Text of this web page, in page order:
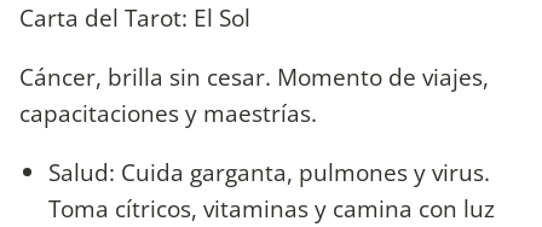
Carta del Tarot: El Sol
Cáncer, brilla sin cesar. Momento de viajes,
capacitaciones y maestrías.
Salud: Cuida garganta, pulmones y virus.
Toma cítricos, vitaminas y camina con luz